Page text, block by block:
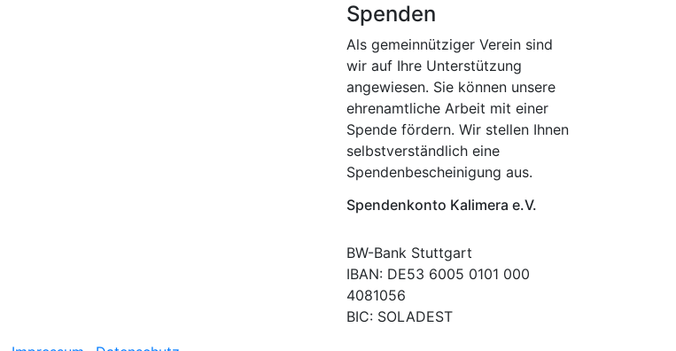
Spenden
Als gemeinnütziger Verein sind
wir auf Ihre Unterstützung
angewiesen. Sie können unsere
ehrenamtliche Arbeit mit einer
Spende fördern. Wir stellen Ihnen
selbstverständlich eine
Spendenbescheinigung aus.
Spendenkonto Kalimera e.V.
BW-Bank Stuttgart
IBAN: DE53 6005 0101 000
4081056
BIC: SOLADEST